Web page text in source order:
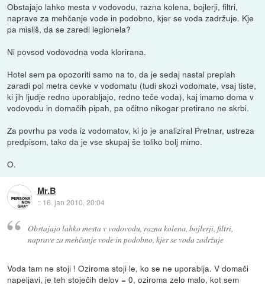
Obstajajo lahko mesta v vodovodu, razna kolena, bojlerji, filtri,
naprave za mehčanje vode in podobno, kjer se voda zadržuje. Kje
pa misliš, da se zaredi legionela?
Ni povsod vodovodna voda klorirana.
Hotel sem pa opozoriti samo na to, da je sedaj nastal preplah
zaradi pol metra cevke v vodomatu (tudi skozi vodomate, vsaj tiste,
ki jih ljudje redno uporabljajo, redno teče voda), kaj imamo doma v
vodovodu in domačih pipah, pa očitno nikogar pretirano ne skrbi.
Za povrhu pa voda iz vodomatov, ki jo je analiziral Pretnar, ustreza
predpisom, tako da je vse skupaj še toliko bolj mimo.
O.
Mr.B
:: 16. jan 2010, 20:04
Obstajajo lahko mesta v vodovodu, razna kolena, bojlerji, filtri,
naprave za mehčanje vode in podobno, kjer se voda zadržuje
Voda tam ne stoji ! Oziroma stoji le, ko se ne uporablja. V domači
napeljavi, je teh stoječih delov = 0, oziroma zelo malo, kot sem